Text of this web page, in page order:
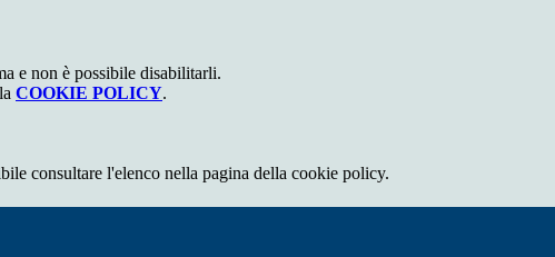
e non è possibile disabilitarli.
COOKIE POLICY.
consultare l'elenco nella pagina della cookie policy.